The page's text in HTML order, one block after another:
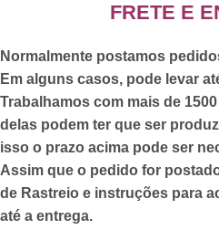
FRETE E
Normalmente postamos
Em alguns casos, pode levar
Trabalhamos com mais de
delas podem ter que ser
isso o prazo acima pode ser
Assim que o pedido for
de Rastreio e instruções para
até a entrega.